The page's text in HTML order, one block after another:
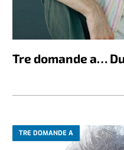
Tre domande a…
TRE DOMANDE A